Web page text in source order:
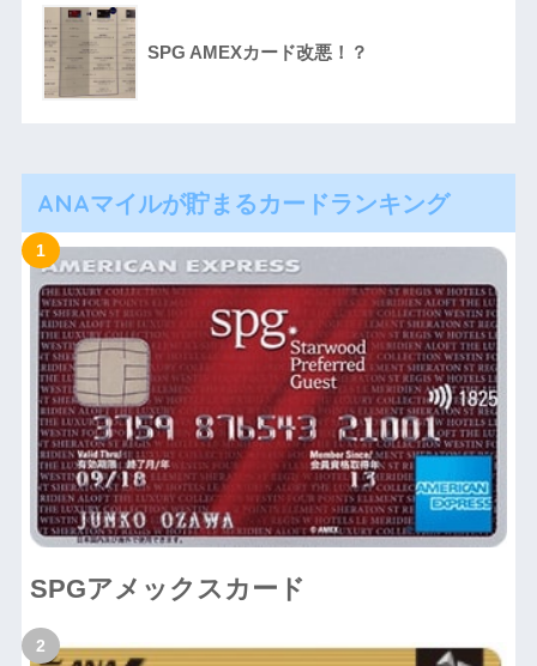
SPG AMEXカード改悪！？
ANAマイルが貯まるカードランキング
SPGアメックスカード